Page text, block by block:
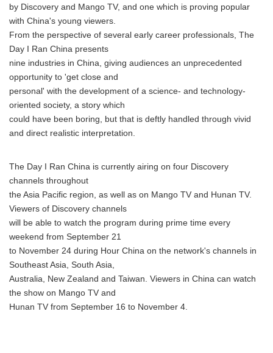
by Discovery and Mango TV, and one which is proving popular
with China's young viewers.
From the perspective of several early career professionals, The
Day I Ran China presents
nine industries in China, giving audiences an unprecedented
opportunity to 'get close and
personal' with the development of a science- and technology-
oriented society, a story which
could have been boring, but that is deftly handled through vivid
and direct realistic interpretation.
The Day I Ran China is currently airing on four Discovery
channels throughout
the Asia Pacific region, as well as on Mango TV and Hunan TV.
Viewers of Discovery channels
will be able to watch the program during prime time every
weekend from September 21
to November 24 during Hour China on the network's channels in
Southeast Asia, South Asia,
Australia, New Zealand and Taiwan. Viewers in China can watch
the show on Mango TV and
Hunan TV from September 16 to November 4.